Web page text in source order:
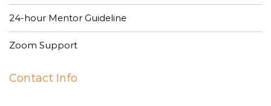
24-hour Mentor Guideline
Zoom Support
Contact Info